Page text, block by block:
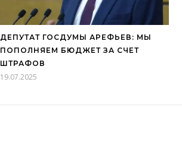
ДЕПУТАТ ГОСДУМЫ АРЕФЬЕВ: МЫ
ПОПОЛНЯЕМ БЮДЖЕТ ЗА СЧЕТ
ШТРАФОВ
19.07.2025